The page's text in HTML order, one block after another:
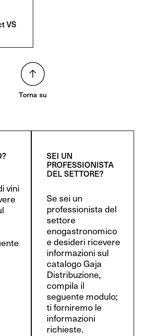
VS
Torna su
vini
SEI UN
PROFESSIONISTA
DEL SETTORE?
Se sei un
professionista del
settore
enogastronomico
e desideri ricevere
informazioni sul
catalogo Gaja
Distribuzione,
compila il
seguente modulo;
ti forniremo le
informazioni
richieste.